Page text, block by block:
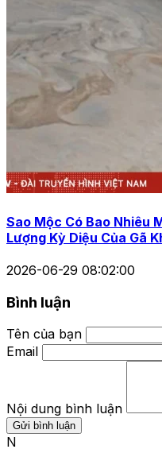
Sao Mộc Có Bao Nhiêu
Lượng Kỳ Diệu Của Gã
2026-06-29 08:02:00
Bình luận
Tên của bạn
Email
Nội dung bình luận
Gửi bình luận
N